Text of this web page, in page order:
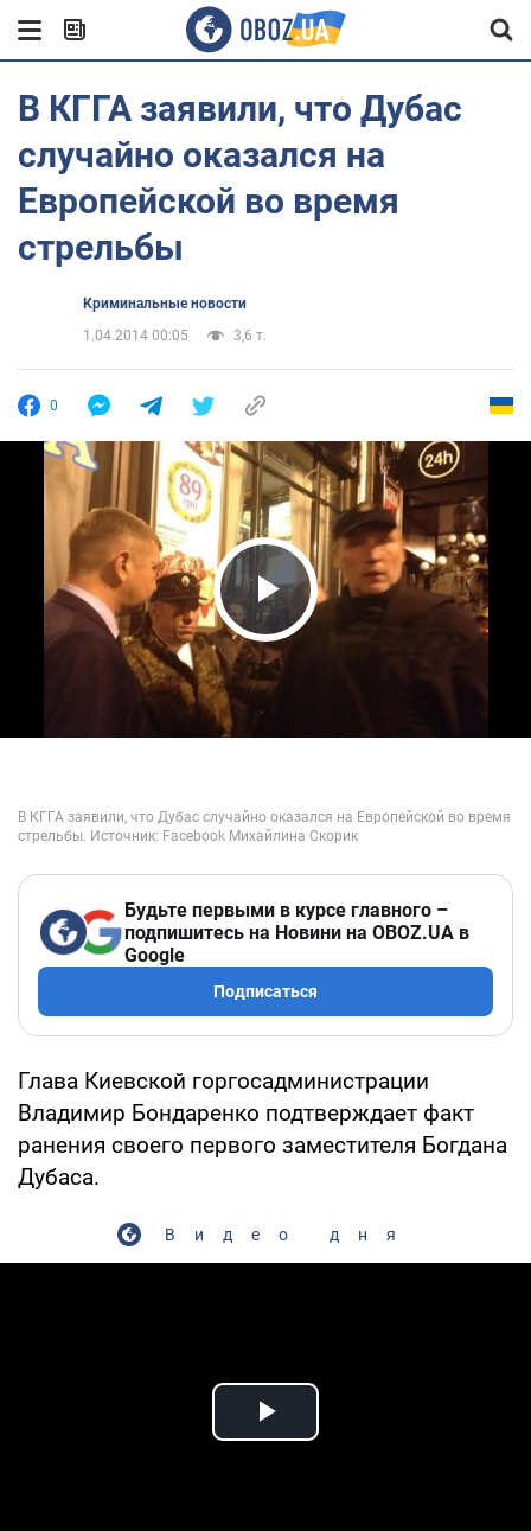
В КГГА заявили, что Дубас
случайно оказался на
Европейской во время
стрельбы
Криминальные новости
1.04.2014 00:05
3,6 т.
0
Play Video
Будьте первыми в курсе главного –
подпишитесь на Новини на OBOZ.UA в
Google
Подписаться
Глава Киевской горгосадминистрации
Владимир Бондаренко подтверждает факт
ранения своего первого заместителя Богдана
Дубаса.
Видео дня
Play Video